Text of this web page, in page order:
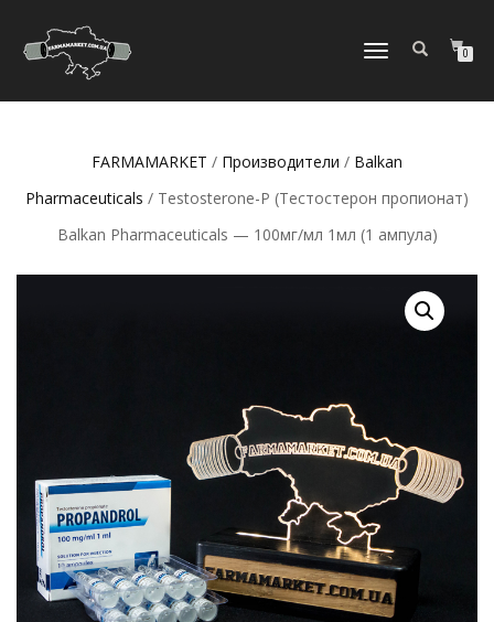
ПЕРЕКЛЮЧИТЬ
0
FARMAMARKET / Производители / Balkan
Pharmaceuticals / Testosterone-P (Тестостерон пропионат)
Balkan Pharmaceuticals — 100мг/мл 1мл (1 ампула)